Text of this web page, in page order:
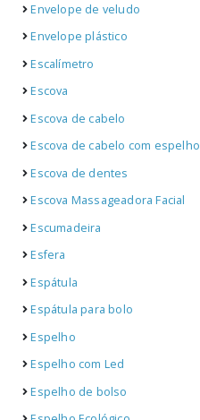
Envelope de veludo
Envelope plástico
Escalímetro
Escova
Escova de cabelo
Escova de cabelo com espelho
Escova de dentes
Escova Massageadora Facial
Escumadeira
Esfera
Espátula
Espátula para bolo
Espelho
Espelho com Led
Espelho de bolso